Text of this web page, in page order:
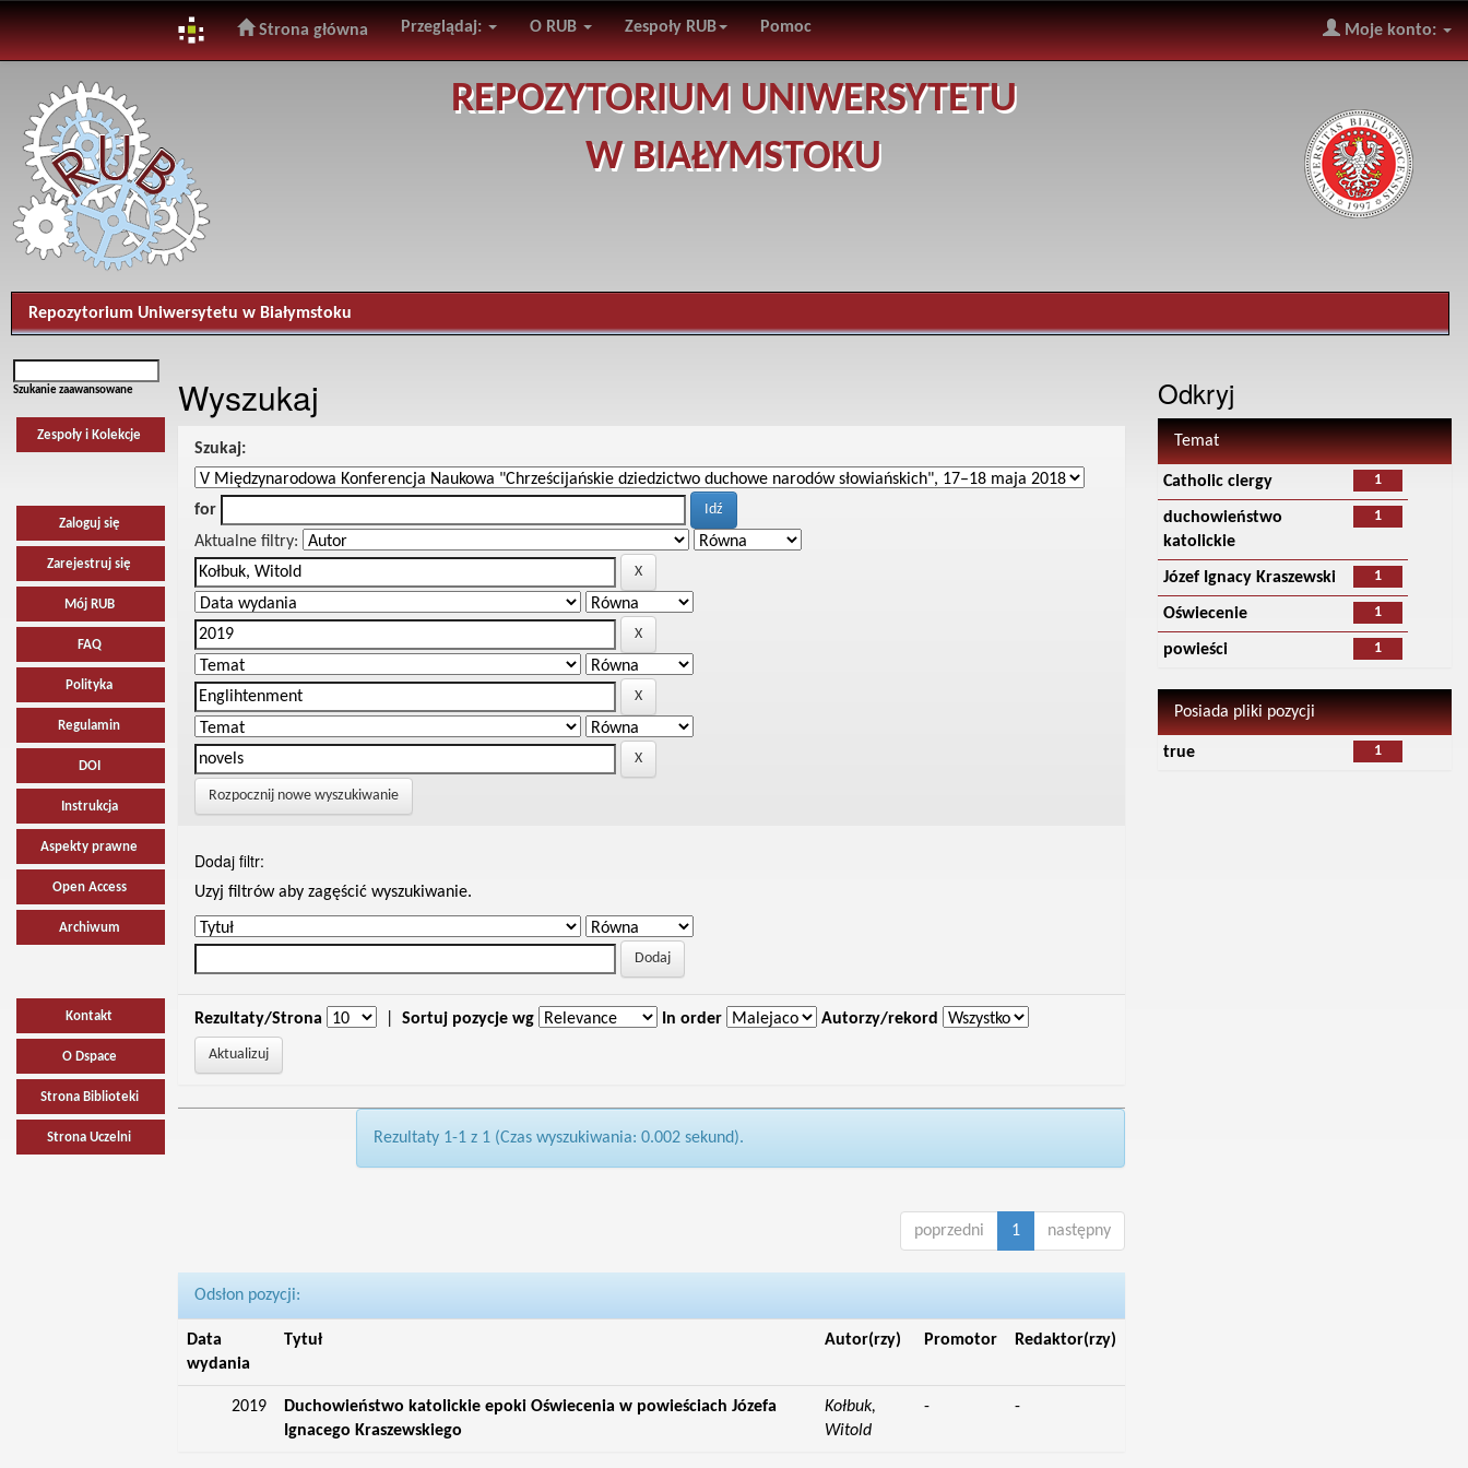
navigation
Strona główna Przeglądaj: O RUB Zespoły RUB Pomoc Moje konto:
REPOZYTORIUM UNIWERSYTETU
W BIAŁYMSTOKU
Repozytorium Uniwersytetu w Białymstoku
Szukanie zaawansowane
Zespoły i Kolekcje
Zaloguj się
Zarejestruj się
Mój RUB
FAQ
Polityka
Regulamin
DOI
Instrukcja
Aspekty prawne
Open Access
Archiwum
Kontakt
O Dspace
Strona Biblioteki
Strona Uczelni
Wyszukaj
Szukaj:
for
Aktualne filtry:
Rozpocznij nowe wyszukiwanie
Dodaj filtr:
Uzyj filtrów aby zagęścić wyszukiwanie.
Rezultaty/Strona Sortuj pozycje wg In order Autorzy/rekord
Rezultaty 1-1 z 1 (Czas wyszukiwania: 0.002 sekund).
poprzedni 1 następny
Odsłon pozycji:
Data
wydania
Tytuł Autor(rzy) Promotor Redaktor(rzy)
2019
Duchowieństwo katolickie epoki Oświecenia w powieściach Józefa
Ignacego Kraszewskiego
Kołbuk,
Witold
- -
Odkryj
Temat
1
Catholic clergy
1
duchowieństwo
katolickie
1
Józef Ignacy Kraszewski
1
Oświecenie
1
powieści
Posiada pliki pozycji
1
true